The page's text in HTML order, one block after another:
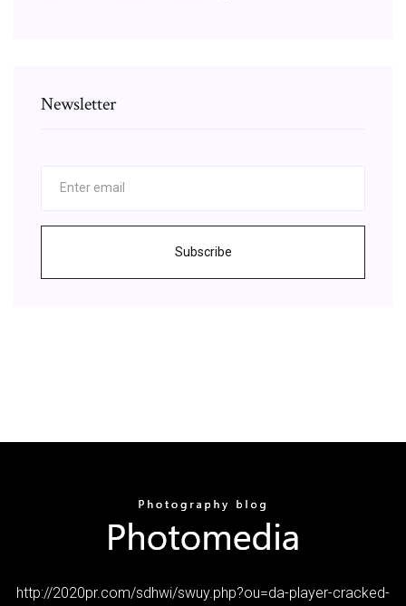
Newsletter
Subscribe
http://2020pr.com/sdhwi/swuy.php?ou=da-player-cracked-